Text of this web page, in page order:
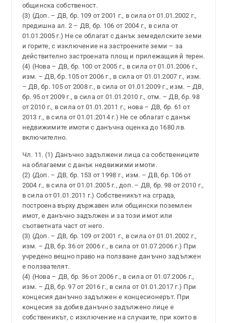
общинска собственост.
(3) (Доп. – ДВ, бр. 109 от 2001 г., в сила от 01.01.2002 г.,
предишна ал. 2 – ДВ, бр. 106 от 2004 г., в сила от
01.01.2005 г.) Не се облагат с данък земеделските земи
и горите, с изключение на застроените земи – за
действително застроената площ и прилежащия й терен.
(4) (Нова – ДВ, бр. 100 от 2005 г., в сила от 01.01.2006 г.,
изм. – ДВ, бр. 105 от 2006 г., в сила от 01.01.2007 г., изм.
– ДВ, бр. 105 от 2008 г., в сила от 01.01.2009 г., изм. – ДВ,
бр. 95 от 2009 г., в сила от 01.01.2010 г., отм. – ДВ, бр. 98
от 2010 г., в сила от 01.01.2011 г., нова – ДВ, бр. 61 от
2013 г., в сила от 01.01.2014 г.) Не се облагат с данък
недвижимите имоти с данъчна оценка до 1680 лв.
включително.
Чл. 11. (1) Данъчно задължени лица са собствениците
на облагаеми с данък недвижими имоти.
(2) (Доп. – ДВ, бр. 153 от 1998 г., изм. – ДВ, бр. 106 от
2004 г., в сила от 01.01.2005 г., доп. – ДВ, бр. 98 от 2010 г.,
в сила от 01.01.2011 г.) Собственикът на сграда,
построена върху държавен или общински поземлен
имот, е данъчно задължен и за този имот или
съответната част от него.
(3) (Доп. – ДВ, бр. 109 от 2001 г., в сила от 01.01.2002 г.,
изм. – ДВ, бр. 36 от 2006 г., в сила от 01.07.2006 г.) При
учредено вещно право на ползване данъчно задължен
е ползвателят.
(4) (Нова – ДВ, бр. 36 от 2006 г., в сила от 01.07.2006 г.,
изм. – ДВ, бр. 97 от 2016 г., в сила от 01.01.2017 г.) При
концесия данъчно задължен е концесионерът. При
концесия за добив данъчно задължено лице е
собственикът, с изключение на случаите, при които в